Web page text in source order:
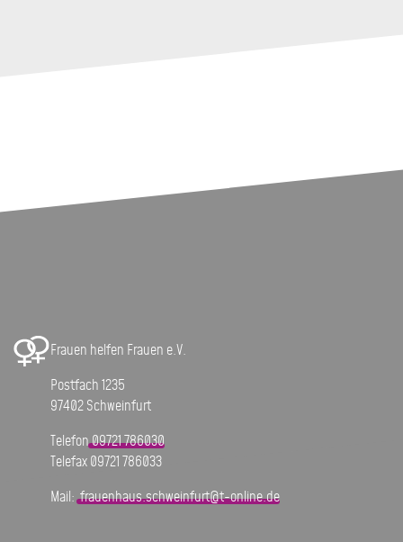
Frauen helfen Frauen e.V.
Postfach 1235
97402 Schweinfurt
Telefon09721 786030
Telefax 09721 786033
Mail:frauenhaus.schweinfurt@t-online.de